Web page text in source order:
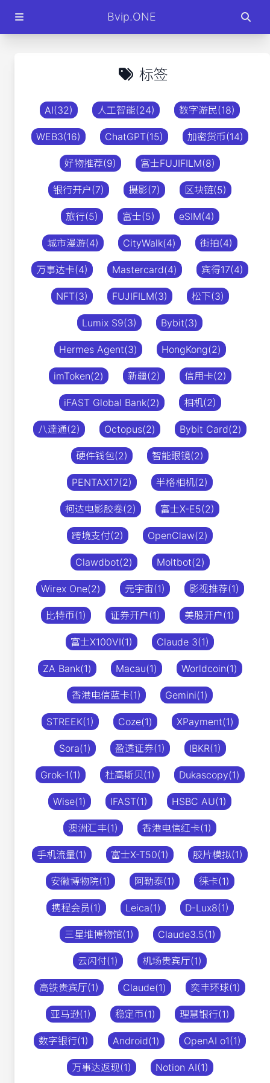
Bvip.ONE
标签
AI(32) 人工智能(24) 数字游民(18)
WEB3(16) ChatGPT(15) 加密货币(14)
好物推荐(9) 富士FUJIFILM(8)
银行开户(7) 摄影(7) 区块链(5)
旅行(5) 富士(5) eSIM(4)
城市漫游(4) CityWalk(4) 街拍(4)
万事达卡(4) Mastercard(4) 宾得17(4)
NFT(3) FUJIFILM(3) 松下(3)
Lumix S9(3) Bybit(3)
Hermes Agent(3) HongKong(2)
imToken(2) 新疆(2) 信用卡(2)
iFAST Global Bank(2) 相机(2)
八達通(2) Octopus(2) Bybit Card(2)
硬件钱包(2) 智能眼镜(2)
PENTAX17(2) 半格相机(2)
柯达电影胶卷(2) 富士X-E5(2)
跨境支付(2) OpenClaw(2)
Clawdbot(2) Moltbot(2)
Wirex One(2) 元宇宙(1) 影视推荐(1)
比特币(1) 证券开户(1) 美股开户(1)
富士X100VI(1) Claude 3(1)
ZA Bank(1) Macau(1) Worldcoin(1)
香港电信蓝卡(1) Gemini(1)
STREEK(1) Coze(1) XPayment(1)
Sora(1) 盈透证券(1) IBKR(1)
Grok-1(1) 杜高斯贝(1) Dukascopy(1)
Wise(1) IFAST(1) HSBC AU(1)
澳洲汇丰(1) 香港电信红卡(1)
手机流量(1) 富士X-T50(1) 胶片模拟(1)
安徽博物院(1) 阿勒泰(1) 徕卡(1)
携程会员(1) Leica(1) D-Lux8(1)
三星堆博物馆(1) Claude3.5(1)
云闪付(1) 机场贵宾厅(1)
高铁贵宾厅(1) Claude(1) 奕丰环球(1)
亚马逊(1) 稳定币(1) 理慧银行(1)
数字银行(1) Android(1) OpenAI o1(1)
万事达返现(1) Notion AI(1)